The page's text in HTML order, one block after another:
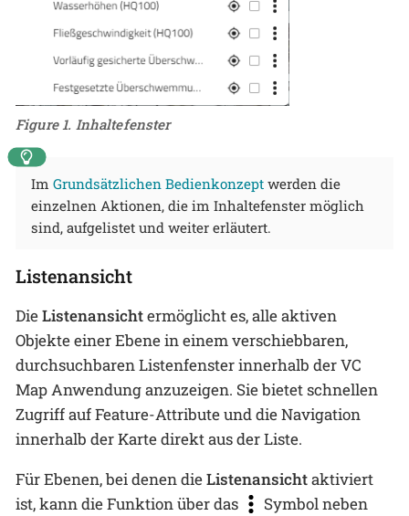
Figure 1. Inhaltefenster
Im Grundsätzlichen Bedienkonzept werden die
einzelnen Aktionen, die im Inhaltefenster möglich
sind, aufgelistet und weiter erläutert.
Listenansicht
DieListenansichtermöglicht es, alle aktiven
Objekte einer Ebene in einem verschiebbaren,
durchsuchbaren Listenfenster innerhalb der VC
Map Anwendung anzuzeigen. Sie bietet schnellen
Zugriff auf Feature-Attribute und die Navigation
innerhalb der Karte direkt aus der Liste.
Für Ebenen, bei denen dieListenansichtaktiviert
ist, kann die Funktion über das
Symbol neben